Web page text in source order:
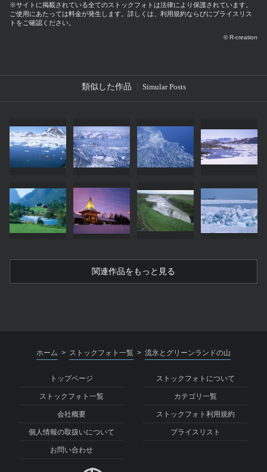
※サイトに掲載されている全てのストックフォトは法律により保護されています。
ご使用にあたっては料金が発生します。詳しくは、利用規約ならびにプライスリス
トをご確認ください。
© R-creation
類似した作品 Simular Posts
関連作品をもっと見る
ホーム > ストックフォト一覧 > 流氷とグリーンランドの山
トップページ ストックフォトについて
ストックフォト一覧 カテゴリ一覧
会社概要 ストックフォト利用規約
個人情報の取扱いについて プライスリスト
お問い合わせ